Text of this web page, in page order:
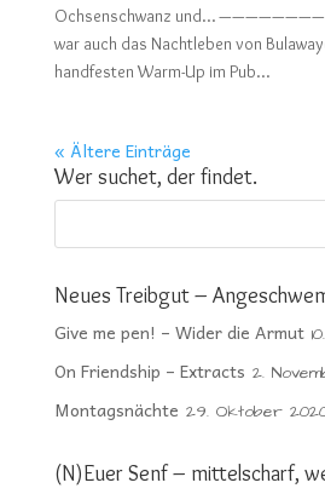
Ochsenschwanz und…
war auch das Nachtleben von
handfesten Warm-Up im Pub...
« Ältere Einträge
Wer suchet, der findet.
Neues Treibgut –
Give me pen! – Wider die Armut
On Friendship – Extracts 2.
Montagsnächte 29. Oktober
(N)Euer Senf – mittelscharf,